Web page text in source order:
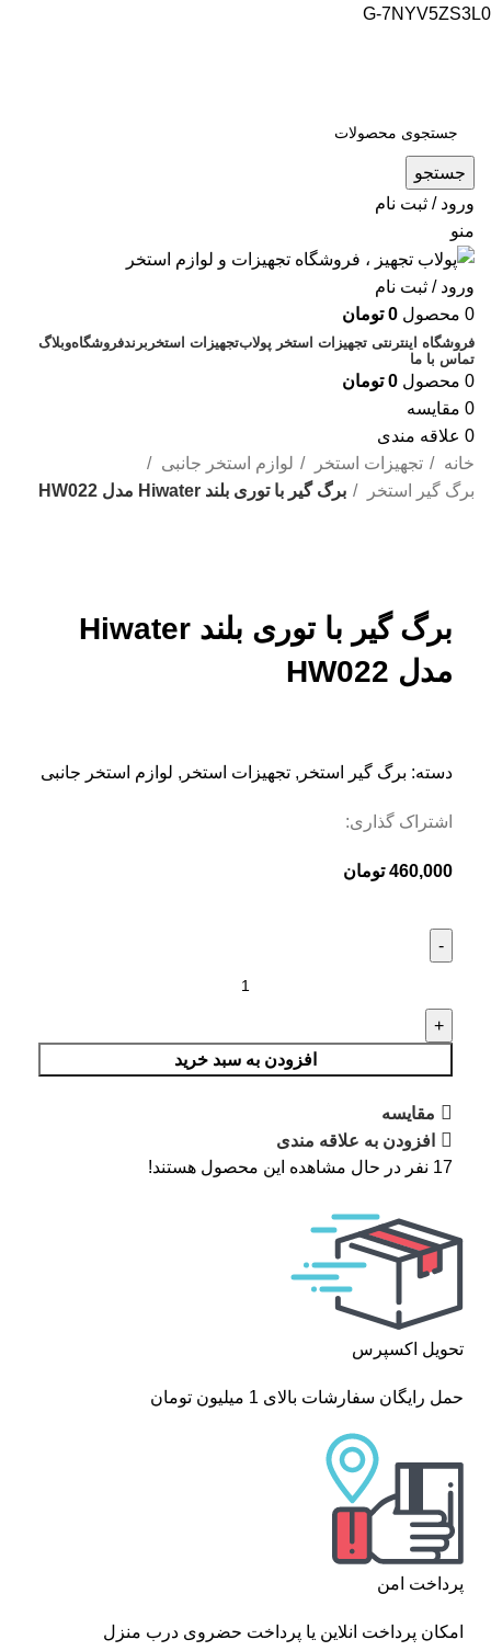
G-7NYV5ZS3L0
جستجو
ورود / ثبت نام
منو
ورود / ثبت نام
0 محصول 0 تومان
فروشگاه اینترنتی تجهیزات استخر پولابتجهیزات استخر برندفروشگاهوبلاگ
تماس با ما
0 محصول 0 تومان
0 مقایسه
0 علاقه مندی
خانه
تجهیزات استخر
لوازم استخر جانبی
برگ گیر استخر
برگ گیر با توری بلند Hiwater مدل HW022
برگ گیر با توری بلند Hiwater
مدل HW022
دسته: برگ گیر استخر , تجهیزات استخر , لوازم استخر جانبی
اشتراک گذاری:
460,000 تومان
افزودن به سبد خرید
مقایسه
افزودن به علاقه مندی
17 نفر در حال مشاهده این محصول هستند!
تحویل اکسپرس
حمل رایگان سفارشات بالای 1 میلیون تومان
پرداخت امن
امکان پرداخت انلاین یا پرداخت حضروی درب منزل